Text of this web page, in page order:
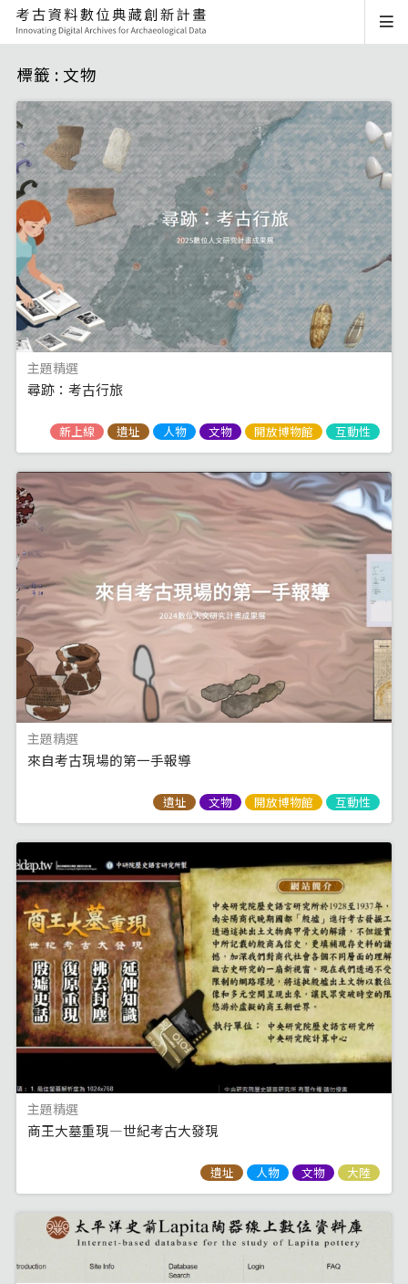
標籤 : 文物
主題精選
尋跡：考古行旅
新上線 遺址 人物 文物 開放博物館 互動性
主題精選
來自考古現場的第一手報導
遺址 文物 開放博物館 互動性
主題精選
商王大墓重現—世紀考古大發現
遺址 人物 文物 大陸